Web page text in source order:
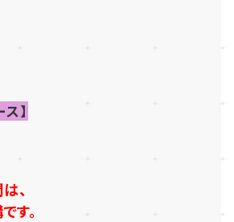
】
、
す。